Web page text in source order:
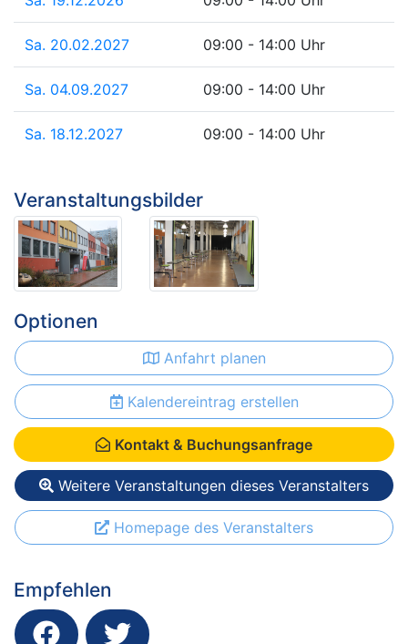
Sa. 20.02.2027 09:00 - 14:00 Uhr
Sa. 04.09.2027 09:00 - 14:00 Uhr
Sa. 18.12.2027 09:00 - 14:00 Uhr
Veranstaltungsbilder
Optionen
Anfahrt planen
Kalendereintrag erstellen
Kontakt & Buchungsanfrage
Weitere Veranstaltungen dieses Veranstalters
Homepage des Veranstalters
Empfehlen